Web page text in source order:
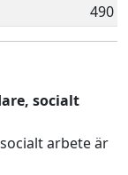
490
socialt
arbete är